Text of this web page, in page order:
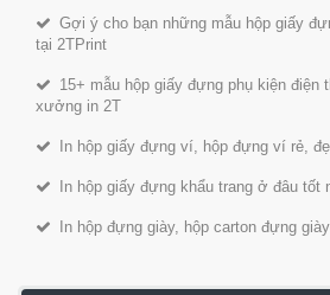
Gợi ý cho bạn những mẫu hộp giấy
tại 2TPrint
15+ mẫu hộp giấy đựng phụ kiện điện
xưởng in 2T
In hộp giấy đựng ví, hộp đựng ví rẻ,
In hộp giấy đựng khẩu trang ở đâu tốt
In hộp đựng giày, hộp carton đựng giày